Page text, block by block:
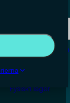
och kontakt
Om
Köpvillkor
Fysiskt lager